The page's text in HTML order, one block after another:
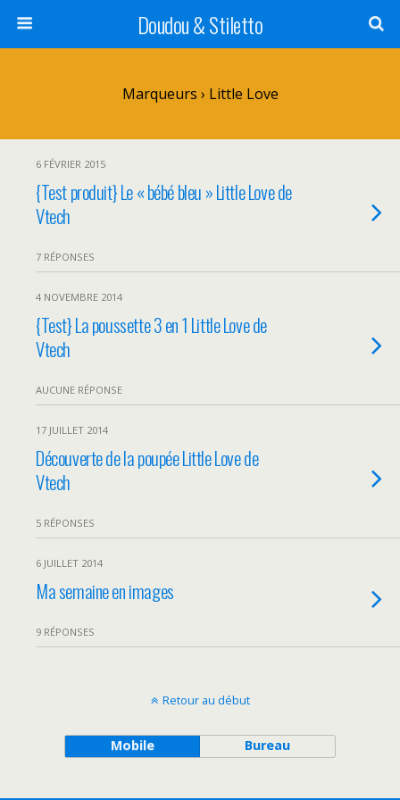
Doudou & Stiletto
Marqueurs › Little Love
6 FÉVRIER 2015
{Test produit} Le « bébé bleu » Little Love de
Vtech
7 RÉPONSES
4 NOVEMBRE 2014
{Test} La poussette 3 en 1 Little Love de
Vtech
AUCUNE RÉPONSE
17 JUILLET 2014
Découverte de la poupée Little Love de
Vtech
5 RÉPONSES
6 JUILLET 2014
Ma semaine en images
9 RÉPONSES
Retour au début
Mobile Bureau